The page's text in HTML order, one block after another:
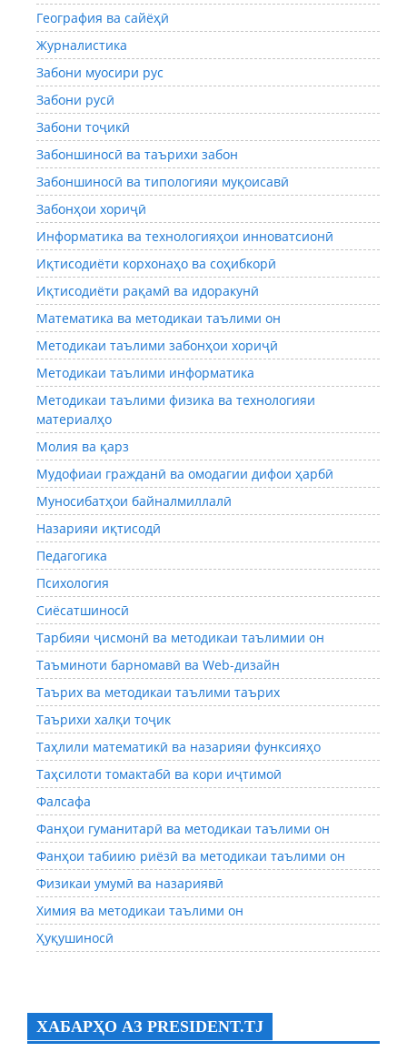
География ва сайёҳӣ
Журналистика
Забони муосири рус
Забони русӣ
Забони тоҷикӣ
Забоншиносӣ ва таърихи забон
Забоншиносӣ ва типологияи муқоисавӣ
Забонҳои хориҷӣ
Информатика ва технологияҳои инноватсионӣ
Иқтисодиёти корхонаҳо ва соҳибкорӣ
Иқтисодиёти рақамӣ ва идоракунӣ
Математика ва методикаи таълими он
Методикаи таълими забонҳои хориҷӣ
Методикаи таълими информатика
Методикаи таълими физика ва технологияи
материалҳо
Молия ва қарз
Мудофиаи гражданӣ ва омодагии дифои ҳарбӣ
Муносибатҳои байналмиллалӣ
Назарияи иқтисодӣ
Педагогика
Психология
Сиёсатшиносӣ
Тарбияи ҷисмонӣ ва методикаи таълимии он
Таъминоти барномавӣ ва Web-дизайн
Таърих ва методикаи таълими таърих
Таърихи халқи тоҷик
Таҳлили математикӣ ва назарияи функсияҳо
Таҳсилоти томактабӣ ва кори иҷтимоӣ
Фалсафа
Фанҳои гуманитарӣ ва методикаи таълими он
Фанҳои табиию риёзӣ ва методикаи таълими он
Физикаи умумӣ ва назариявӣ
Химия ва методикаи таълими он
Ҳуқушиносӣ
ХАБАРҲО АЗ PRESIDENT.TJ